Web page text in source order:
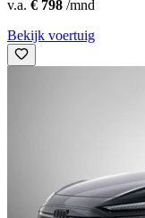
v.a. € 798 /mnd
Bekijk voertuig